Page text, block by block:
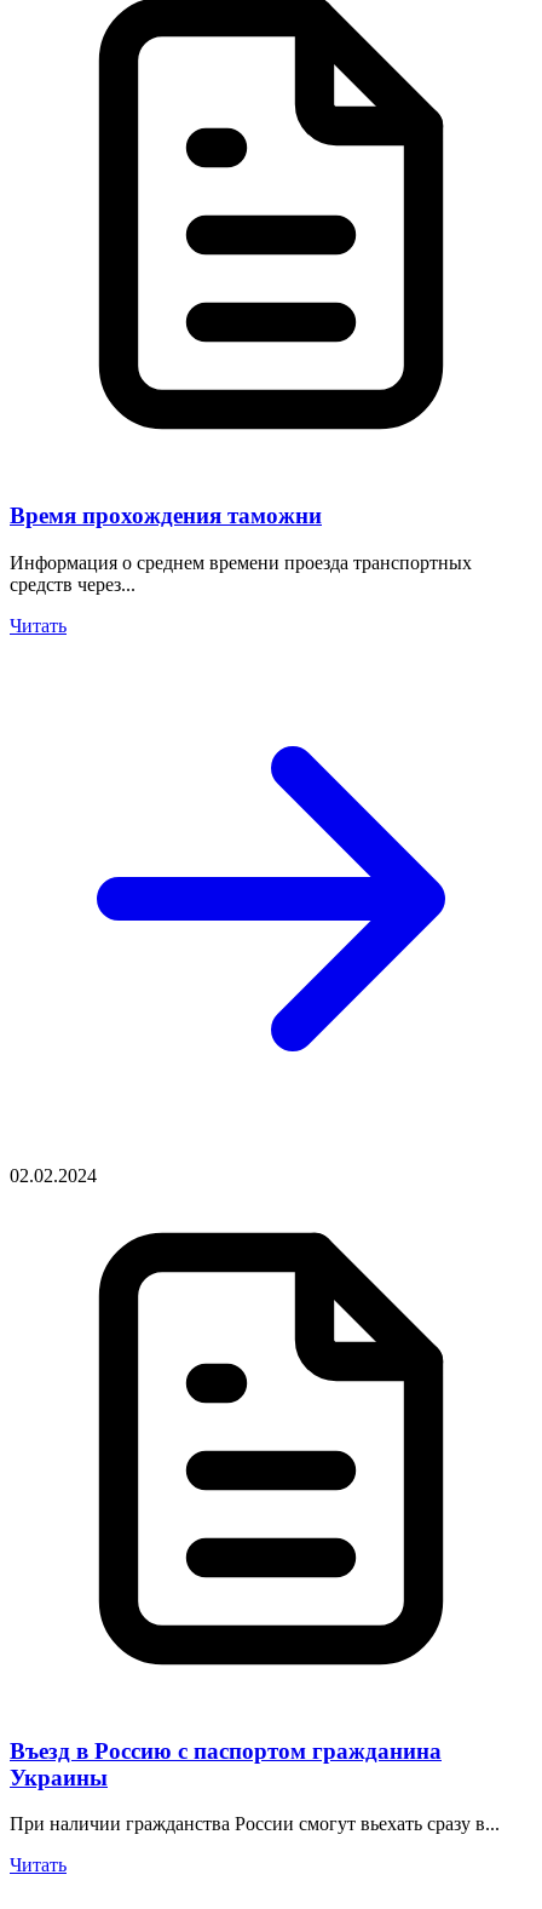
Время прохождения таможни
Информация о среднем времени проезда транспортных
средств через...
Читать
02.02.2024
Въезд в Россию с паспортом гражданина
Украины
При наличии гражданства России смогут вьехать сразу в...
Читать